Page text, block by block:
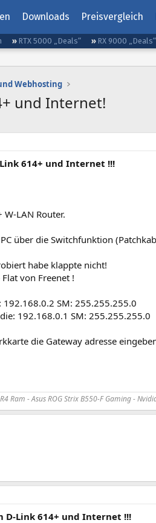
Downloads Preisvergleich
RTX 5000 „Deals“ RX 9000 „Deals“
Webhosting
und Internet!
614+ und Internet !!!
LAN Router.
über die Switchfunktion
habe klappte nicht!
von Freenet !
192.168.0.2 SM: 255.255.255.0
192.168.0.1 SM: 255.255.255.0
die Gateway adresse
Ram - Asus ROG Strix B550-F Gaming -
D-Link 614+ und Internet !!!